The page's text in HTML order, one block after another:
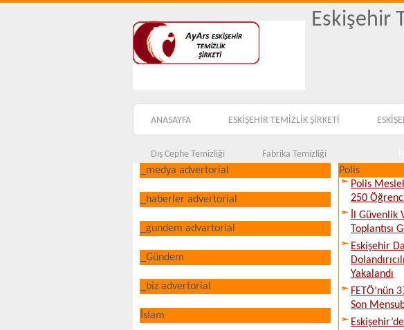
Eskişehir
ANASAYFA ESKİŞEHİR TEMİZLİK ŞİRKETİ
Dış Cephe Temizliği Fabrika Temizliği
_medya advertorial
_haberler advertorial
_gundem advartorial
_Gündem
_biz advertorial
İslam
Polis
Polis
250
İl Güvenlik
Toplantısı
Eskişehir
Yakalandı
FETÖ’nün
Son